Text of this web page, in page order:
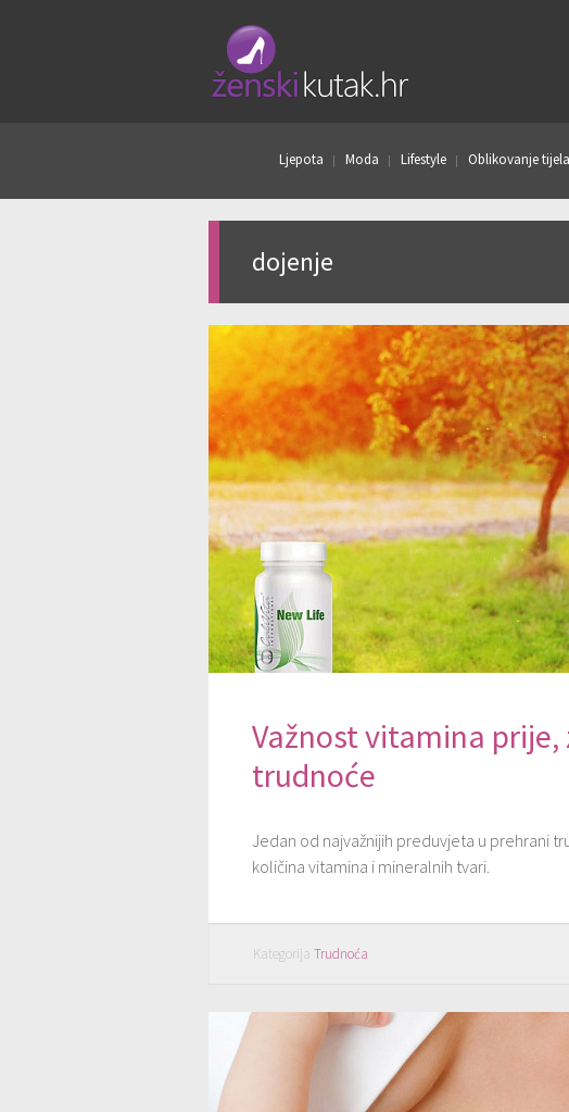
Ljepota Moda Lifestyle Oblikovanje tijela
dojenje
Važnost vitamina prije,
trudnoće
Jedan od najvažnijih preduvjeta u prehrani
količina vitamina i mineralnih tvari.
Kategorija Trudnoća